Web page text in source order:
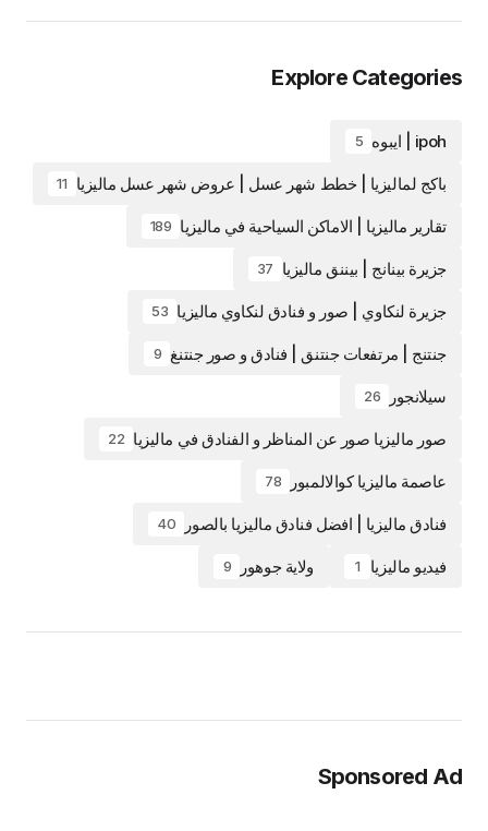
Explore Categories
ipoh | ايبوه 5
باكج لماليزيا | خطط شهر عسل | عروض شهر عسل ماليزيا 11
تقارير ماليزيا | الاماكن السياحية في ماليزيا 189
جزيرة بينانج | بيننق ماليزيا 37
جزيرة لنكاوي | صور و فنادق لنكاوي ماليزيا 53
جنتنج | مرتفعات جنتنق | فنادق و صور جنتنغ 9
سيلانجور 26
صور ماليزيا صور عن المناظر و الفنادق في ماليزيا 22
عاصمة ماليزيا كوالالمبور 78
فنادق ماليزيا | افضل فنادق ماليزيا بالصور 40
فيديو ماليزيا 1 ولاية جوهور 9
Sponsored Ad